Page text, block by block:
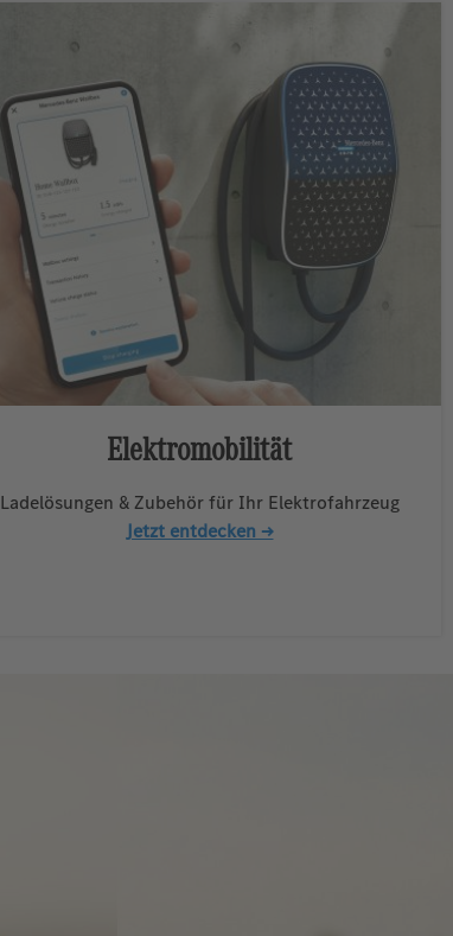
Elektromobilität
Ladelösungen & Zubehör für Ihr Elektrofahrzeug
Jetzt entdecken →